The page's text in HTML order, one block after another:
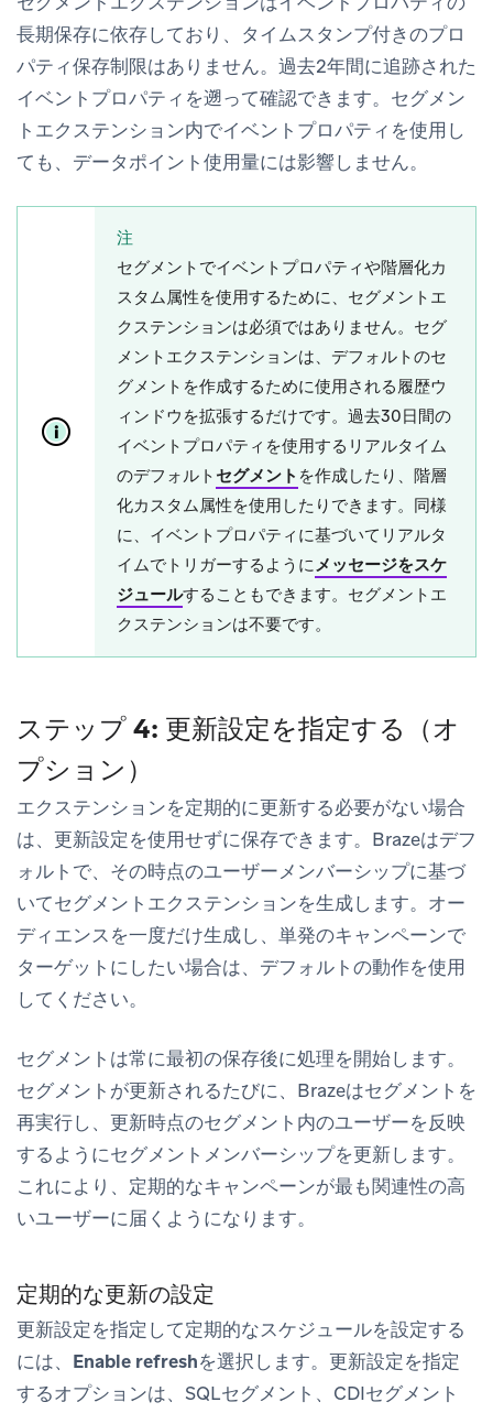
長期保存に依存しており、タイムスタンプ付きのプロ
パティ保存制限はありません。過去2年間に追跡された
イベントプロパティを遡って確認できます。セグメン
トエクステンション内でイベントプロパティを使用し
ても、データポイント使用量には影響しません。
注
セグメントでイベントプロパティや階層化カ
スタム属性を使用するために、セグメントエ
クステンションは必須ではありません。セグ
メントエクステンションは、デフォルトのセ
グメントを作成するために使用される履歴ウ
ィンドウを拡張するだけです。過去30日間の
イベントプロパティを使用するリアルタイム
のデフォルト セグメント を作成したり、階層
化カスタム属性を使用したりできます。同様
に、イベントプロパティに基づいてリアルタ
イムでトリガーするようにメッセージをスケ
ジュールすることもできます。セグメントエ
クステンションは不要です。
ステップ 4: 更新設定を指定する（オ
プション）
エクステンションを定期的に更新する必要がない場合
は、更新設定を使用せずに保存できます。Brazeはデフ
ォルトで、その時点のユーザーメンバーシップに基づ
いてセグメントエクステンションを生成します。オー
ディエンスを一度だけ生成し、単発のキャンペーンで
ターゲットにしたい場合は、デフォルトの動作を使用
してください。
セグメントは常に最初の保存後に処理を開始します。
セグメントが更新されるたびに、Brazeはセグメントを
再実行し、更新時点のセグメント内のユーザーを反映
するようにセグメントメンバーシップを更新します。
これにより、定期的なキャンペーンが最も関連性の高
いユーザーに届くようになります。
定期的な更新の設定
更新設定を指定して定期的なスケジュールを設定する
には、 Enable refreshを選択します。更新設定を指定
するオプションは、SQLセグメント、CDIセグメント